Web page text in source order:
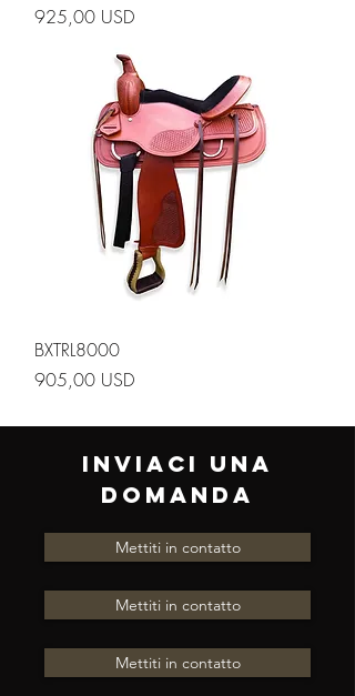
Prezzo
925,00 USD
BXTRL8000
Prezzo
905,00 USD
INVIACI UNA
DOMANDA
Mettiti in contatto
Mettiti in contatto
Mettiti in contatto